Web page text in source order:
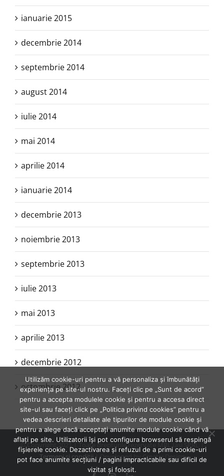
ianuarie 2015
decembrie 2014
septembrie 2014
august 2014
iulie 2014
mai 2014
aprilie 2014
ianuarie 2014
decembrie 2013
noiembrie 2013
septembrie 2013
iulie 2013
mai 2013
aprilie 2013
decembrie 2012
octombrie 2012
© Copyright 2021 | Toate drepturile rezervate MRL Iasi SPRL |
Termeni şi condiţii| Developed by Creativ Design
Utilizăm cookie-uri pentru a vă personaliza și îmbunătăți
experiența pe site-ul nostru. Faceți clic pe „Sunt de acord”
pentru a accepta modulele cookie și pentru a accesa direct
site-ul sau faceți click pe „Politica privind cookies” pentru a
vedea descrieri detaliate ale tipurilor de module cookie și
pentru a alege dacă acceptați anumite module cookie când vă
aflați pe site. Utilizatorii își pot configura browserul să respingă
fișierele cookie. Dezactivarea și refuzul de a primi cookie-uri
pot face anumite secțiuni / pagini impracticabile sau dificil de
vizitat și folosit.